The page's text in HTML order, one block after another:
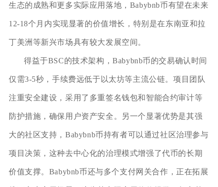
生态的成熟和更多实际应用落地，Babybnb币有望在未来
12-18个月内实现显著的价值增长，特别是在东南亚和拉
丁美洲等新兴市场具有较大发展空间。
得益于BSC的技术架构，Babybnb币的交易确认时间
仅需3-5秒，手续费远低于以太坊等主流公链。项目团队
注重安全建设，采用了多重签名钱包和智能合约审计等
防护措施，确保用户资产安全。另一个显著优势是其强
大的社区支持，Babybnb币持有者可以通过社区治理参与
项目决策，这种去中心化的治理模式增强了代币的长期
价值支撑。Babybnb币还与多个支付网关合作，正在拓展